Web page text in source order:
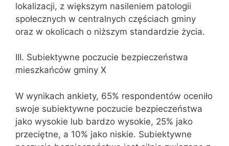
lokalizacji, z większym nasileniem patologii
społecznych w centralnych częściach gminy
oraz w okolicach o niższym standardzie życia.
III. Subiektywne poczucie bezpieczeństwa
mieszkańców gminy X
W wynikach ankiety, 65% respondentów oceniło
swoje subiektywne poczucie bezpieczeństwa
jako wysokie lub bardzo wysokie, 25% jako
przeciętne, a 10% jako niskie. Subiektywne